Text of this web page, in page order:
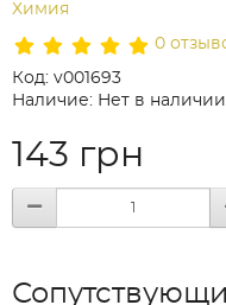
Химия
0
Код: v001693
Наличие: Нет в наличии
143 грн